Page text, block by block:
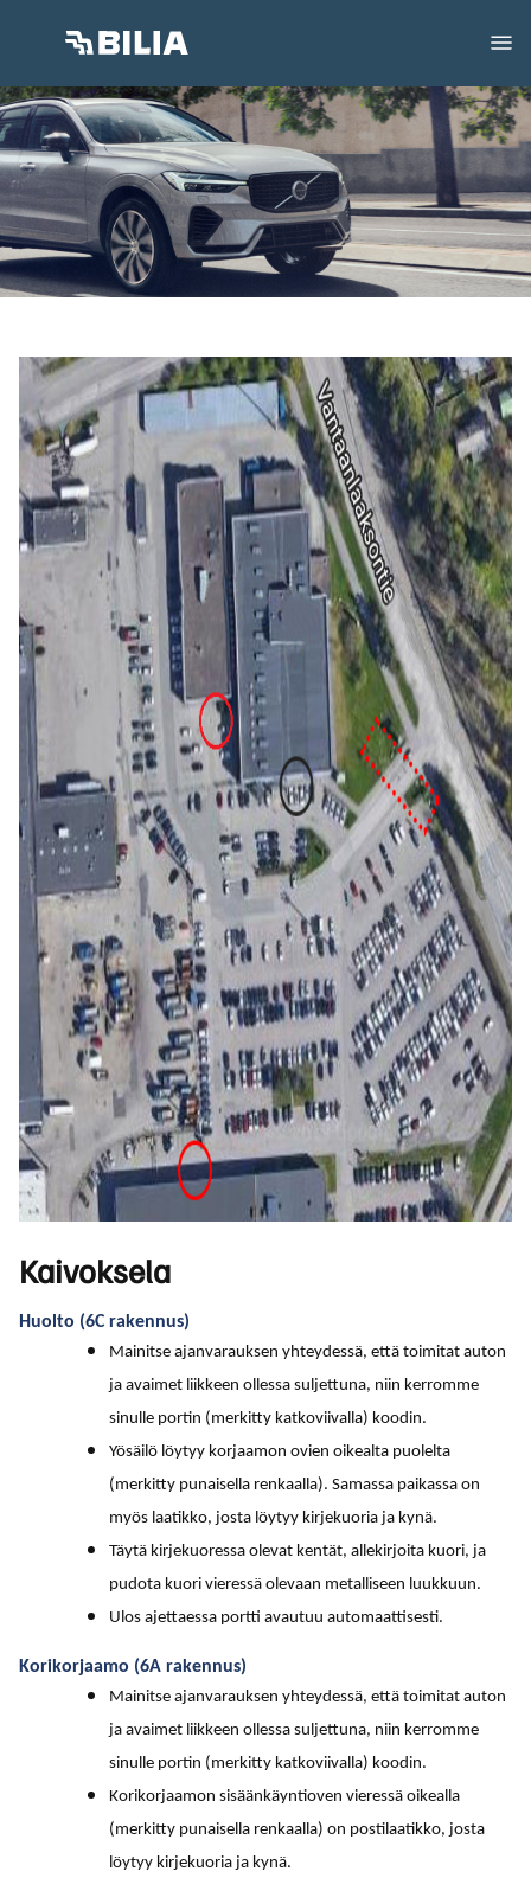
Kaivoksela
Huolto (6C rakennus)
Mainitse ajanvarauksen yhteydessä, että toimitat auton
ja avaimet liikkeen ollessa suljettuna, niin kerromme
sinulle portin (merkitty katkoviivalla) koodin.
Yösäilö löytyy korjaamon ovien oikealta puolelta
(merkitty punaisella renkaalla). Samassa paikassa on
myös laatikko, josta löytyy kirjekuoria ja kynä.
Täytä kirjekuoressa olevat kentät, allekirjoita kuori, ja
pudota kuori vieressä olevaan metalliseen luukkuun.
Ulos ajettaessa portti avautuu automaattisesti.
Korikorjaamo (6A rakennus)
Mainitse ajanvarauksen yhteydessä, että toimitat auton
ja avaimet liikkeen ollessa suljettuna, niin kerromme
sinulle portin (merkitty katkoviivalla) koodin.
Korikorjaamon sisäänkäyntioven vieressä oikealla
(merkitty punaisella renkaalla) on postilaatikko, josta
löytyy kirjekuoria ja kynä.